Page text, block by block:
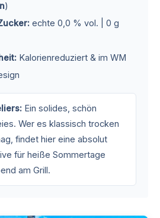
)
echte 0,0 % vol. | 0 g
Kalorienreduziert & im WM
Ein solides, schön
Wer es klassisch trocken
findet hier eine absolut
für heiße Sommertage
am Grill.